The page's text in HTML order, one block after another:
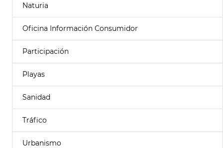
Naturia
Oficina Información Consumidor
Participación
Playas
Sanidad
Tráfico
Urbanismo